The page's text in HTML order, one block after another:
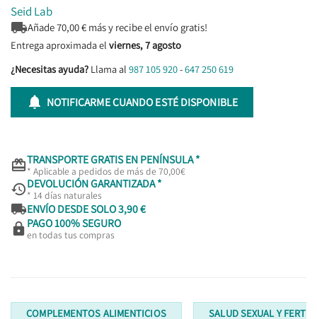
Seid Lab
Añade70,00€ más y recibe el envío gratis!
Entrega aproximada el viernes, 7 agosto
¿Necesitas ayuda? Llama al 987 105 920-647 250 619
 NOTIFICARME CUANDO ESTÉ DISPONIBLE
TRANSPORTE GRATIS EN PENÍNSULA *
* Aplicable a pedidos de más de 70,00€
DEVOLUCIÓN GARANTIZADA *
* 14 días naturales
ENVÍO DESDE SOLO 3,90 €
 PAGO 100% SEGURO
en todas tus compras
COMPLEMENTOS ALIMENTICIOS SALUD SEXUAL Y